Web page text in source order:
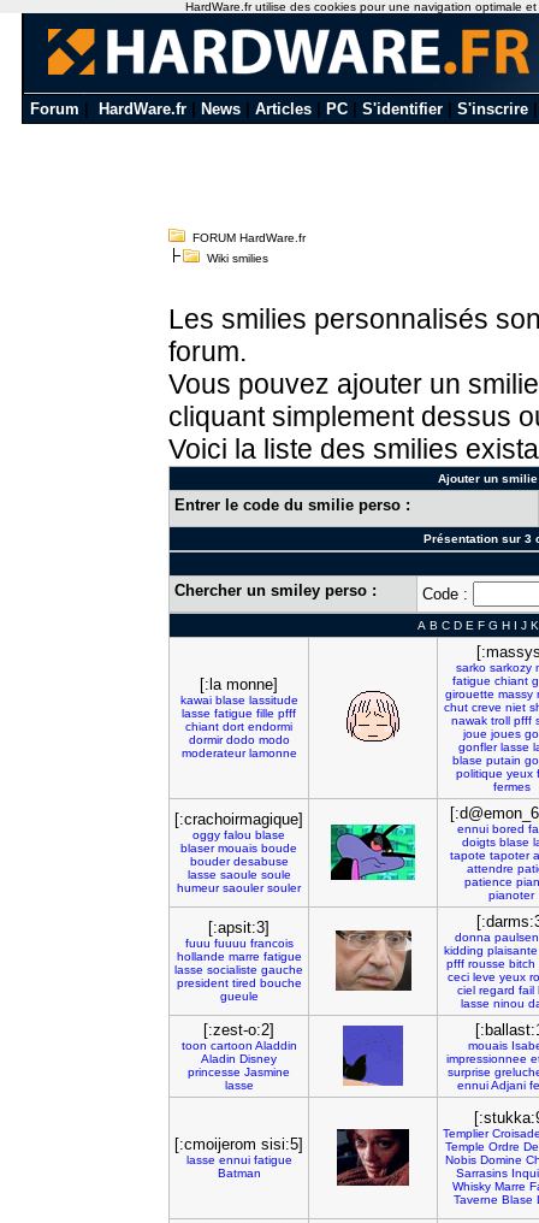
Forum HardWare.fr News Articles PC S'identifier S'inscrire
FORUM HardWare.fr
Wiki smilies
Les smilies personnalisés
forum.
Vous pouvez ajouter un
cliquant simplement dessus
Voici la liste des smilies
Ajouter un
Entrer le code du smilie perso :
Présentation sur 3
Chercher un smiley perso : Code :
A B C D E F G H I J K
[:la monne]
kawai blase lassitude
lasse fatigue fille pfff
chiant dort endormi
dormir dodo modo
moderateur lamonne
sarko sarkozy
fatigue chiant
girouette massy
chut creve niet
nawak troll pfff
joue joues
gonfler lasse
blase putain
politique yeux
fermes
[:crachoirmagique]
oggy falou blase
blaser mouais boude
bouder desabuse
lasse saoule soule
humeur saouler souler
ennui bored
doigts blase
tapote tapoter
attendre
patience
pianoter
[:apsit:3]
fuuu fuuuu francois
hollande marre fatigue
lasse socialiste gauche
president tired bouche
gueule
donna paulsen
kidding plaisante
pfff rousse bitch
ceci leve yeux
ciel regard fail
lasse ninou
[:zest-o:2]
toon cartoon Aladdin
Aladin Disney
princesse Jasmine
lasse
mouais
impressionnee
surprise
ennui Adjani
[:cmoijerom sisi:5]
lasse ennui fatigue
Batman
Templier
Temple Ordre
Nobis Domine
Sarrasins
Whisky Marre
Taverne Blase
HardWare.fr utilise des cookies pour une navigation optimale